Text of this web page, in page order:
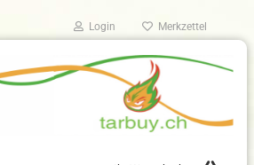
Login Merkzettel